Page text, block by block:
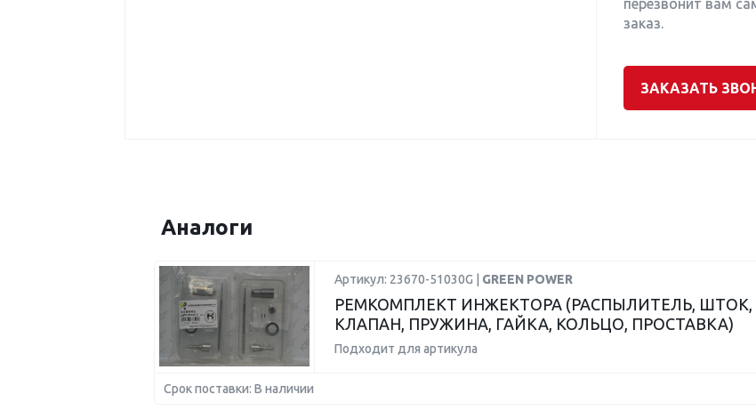
перезвонит вам
заказ.
ЗАКАЗАТЬ
Аналоги
Артикул: 23670-51030G | GREEN POWER
РЕМКОМПЛЕКТ ИНЖЕКТОРА (РАСПЫЛИТЕЛЬ, ШТОК,
КЛАПАН, ПРУЖИНА, ГАЙКА, КОЛЬЦО, ПРОСТАВКА)
Подходит для артикула
Срок поставки: В наличии